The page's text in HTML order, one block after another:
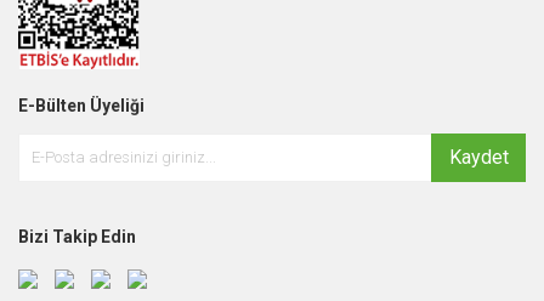
E-Bülten Üyeliği
Kaydet
Bizi Takip Edin